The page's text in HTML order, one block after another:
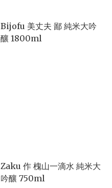
Bijofu 美丈夫 鄙 純米大吟
釀 1800ml
Zaku 作 槐山一滴水 純米大
吟釀 750ml